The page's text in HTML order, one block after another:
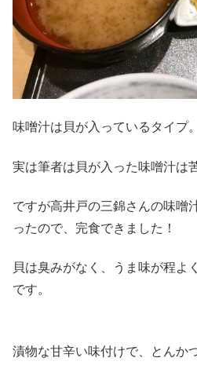
味噌汁は貝が入っているタイプ。
実は筆者は貝が入った味噌汁は
ですが高井戸の三錦さんの味噌
ったので、完食できました！
貝は臭みがなく、うま味が程よ
です。
漬物な甘辛い味付けで、とんか